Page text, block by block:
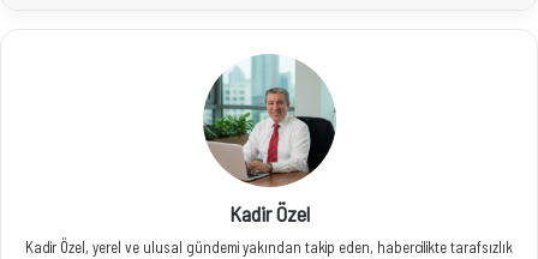
Kadir Özel
Kadir Özel, yerel ve ulusal gündemi yakından takip eden, habercilikte tarafsızlık